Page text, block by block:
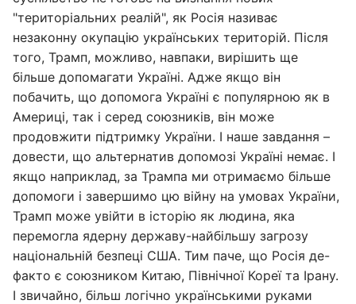
"територіальних реалій", як Росія називає
незаконну окупацію українських територій. Після
того, Трамп, можливо, навпаки, вирішить ще
більше допомагати Україні. Адже якщо він
побачить, що допомога Україні є популярною як в
Америці, так і серед союзників, він може
продовжити підтримку України. І наше завдання –
довести, що альтернатив допомозі Україні немає. І
якщо наприклад, за Трампа ми отримаємо більше
допомоги і завершимо цю війну на умовах України,
Трамп може увійти в історію як людина, яка
перемогла ядерну державу-найбільшу загрозу
національній безпеці США. Тим паче, що Росія де-
факто є союзником Китаю, Північної Кореї та Ірану.
І звичайно, більш логічно українськими руками